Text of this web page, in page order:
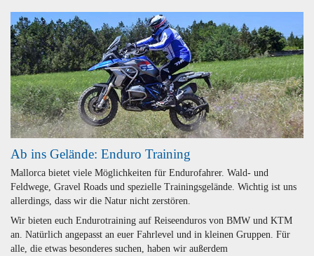
Ab ins Gelände: Enduro Training
Mallorca bietet viele Möglichkeiten für Endurofahrer. Wald- und
Feldwege, Gravel Roads und spezielle Trainingsgelände. Wichtig ist uns
allerdings, dass wir die Natur nicht zerstören.
Wir bieten euch Endurotraining auf Reiseenduros von BMW und KTM
an. Natürlich angepasst an euer Fahrlevel und in kleinen Gruppen. Für
alle, die etwas besonderes suchen, haben wir außerdem